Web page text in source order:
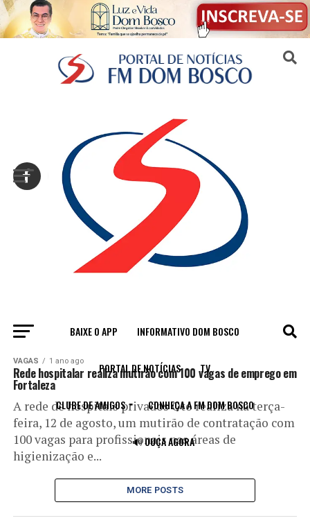
BAIXE O APP INFORMATIVO DOM BOSCO
PORTAL DE NOTÍCIAS TV
CLUBE DE AMIGOS CONHEÇA A FM DOM BOSCO
🔊 OUÇA AGORA
All posts tagged "rede hospitalar"
VAGAS 1 ano ago
Rede hospitalar realiza mutirão com 100 vagas de emprego em
Fortaleza
A rede de hospitais privados Oto realiza na terça-
feira, 12 de agosto, um mutirão de contratação com
100 vagas para profissionais nas áreas de
higienização e...
MORE POSTS
Sair da versão mobile